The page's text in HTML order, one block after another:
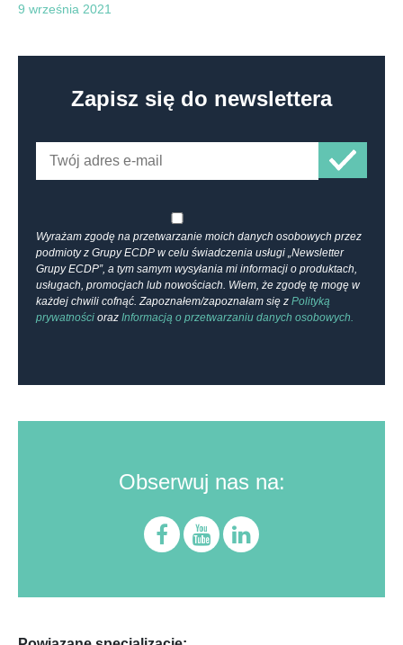
9 września 2021
Zapisz się do newslettera
Wyrażam zgodę na przetwarzanie moich danych osobowych przez
podmioty z Grupy ECDP w celu świadczenia usługi „Newsletter
Grupy ECDP”, a tym samym wysyłania mi informacji o produktach,
usługach, promocjach lub nowościach. Wiem, że zgodę tę mogę w
każdej chwili cofnąć. Zapoznałem/zapoznałam się z Polityką
prywatności oraz Informacją o przetwarzaniu danych osobowych.
Obserwuj nas na: